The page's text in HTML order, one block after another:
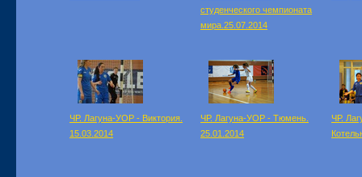
студенческого чемпионата
мира.25.07.2014
ЧР. Лагуна-УОР - Виктория.
15.03.2014
ЧР. Лагуна-УОР - Тюмень.
25.01.2014
ЧР.